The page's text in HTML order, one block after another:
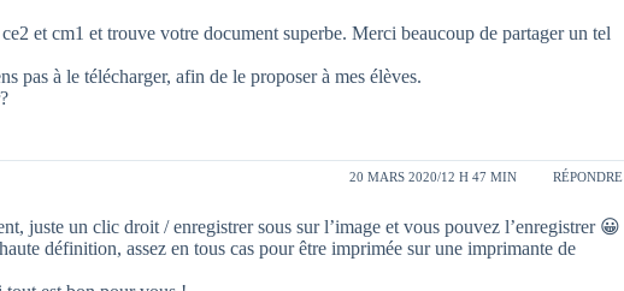
ce2 et cm1 et trouve votre document superbe. Merci beaucoup de partager un tel
pas à le télécharger, afin de le proposer à mes élèves.
20 MARS 2020/12 H 47 MIN RÉPONDRE
juste un clic droit / enregistrer sous sur l’image et vous pouvez l’enregistrer 😀
définition, assez en tous cas pour être imprimée sur une imprimante de